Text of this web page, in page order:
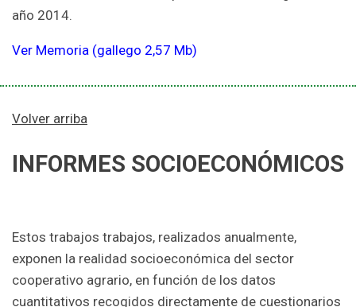
año 2014.
Ver Memoria (gallego 2,57 Mb)
Volver arriba
INFORMES SOCIOECONÓMICOS
Estos trabajos trabajos, realizados anualmente,
exponen la realidad socioeconómica del sector
cooperativo agrario, en función de los datos
cuantitativos recogidos directamente de cuestionarios